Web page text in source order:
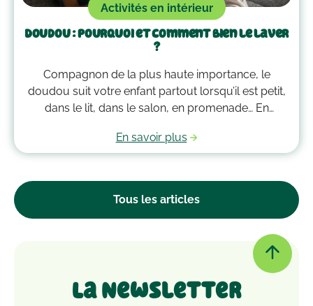
Tous les articles
Activités en intérieur
Doudou : pourquoi et comment bien le laver
?
Compagnon de la plus haute importance, le
doudou suit votre enfant partout lorsqu’il est petit,
dans le lit, dans le salon, en promenade… En
essentielle dans son cœur. Alors après avoir
accumulé une quantité de poussière, d’acariens et
passer à la machine. Mais comment laver un
En savoir plus
La Newsletter